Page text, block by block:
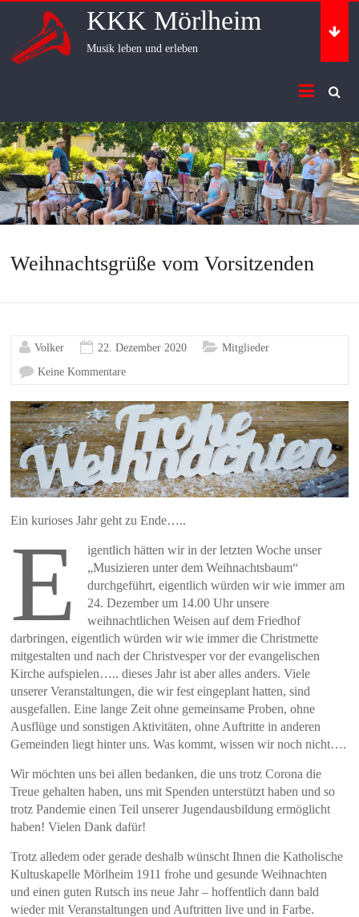
content
KKK Mörlheim
Musik leben und erleben
Weihnachtsgrüße vom Vorsitzenden
Volker 22. Dezember 2020
Mitglieder
Keine Kommentare
Ein kurioses Jahr geht zu Ende…..
E
igentlich hätten wir in der letzten Woche unser
„Musizieren unter dem Weihnachtsbaum“
durchgeführt, eigentlich würden wir wie immer am
24. Dezember um 14.00 Uhr unsere
weihnachtlichen Weisen auf dem Friedhof
darbringen, eigentlich würden wir wie immer die Christmette
mitgestalten und nach der Christvesper vor der evangelischen
Kirche aufspielen….. dieses Jahr ist aber alles anders. Viele
unserer Veranstaltungen, die wir fest eingeplant hatten, sind
ausgefallen. Eine lange Zeit ohne gemeinsame Proben, ohne
Ausflüge und sonstigen Aktivitäten, ohne Auftritte in anderen
Gemeinden liegt hinter uns. Was kommt, wissen wir noch nicht….
Wir möchten uns bei allen bedanken, die uns trotz Corona die
Treue gehalten haben, uns mit Spenden unterstützt haben und so
trotz Pandemie einen Teil unserer Jugendausbildung ermöglicht
haben! Vielen Dank dafür!
Trotz alledem oder gerade deshalb wünscht Ihnen die Katholische
Kultuskapelle Mörlheim 1911 frohe und gesunde Weihnachten
und einen guten Rutsch ins neue Jahr – hoffentlich dann bald
wieder mit Veranstaltungen und Auftritten live und in Farbe.